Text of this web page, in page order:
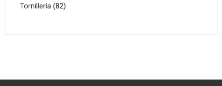
productos
Tornillería 8282